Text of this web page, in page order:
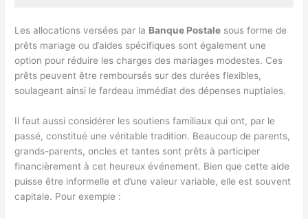
Les allocations versées par la Banque Postale sous forme de
prêts mariage ou d’aides spécifiques sont également une
option pour réduire les charges des mariages modestes. Ces
prêts peuvent être remboursés sur des durées flexibles,
soulageant ainsi le fardeau immédiat des dépenses nuptiales.
Il faut aussi considérer les soutiens familiaux qui ont, par le
passé, constitué une véritable tradition. Beaucoup de parents,
grands-parents, oncles et tantes sont prêts à participer
financièrement à cet heureux événement. Bien que cette aide
puisse être informelle et d’une valeur variable, elle est souvent
capitale. Pour exemple :